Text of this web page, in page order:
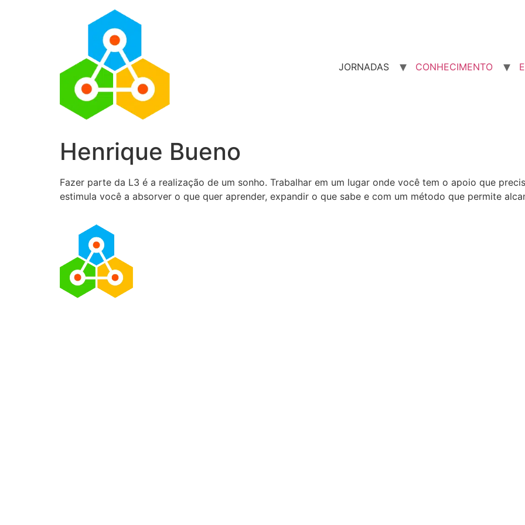
JORNADAS CONHECIMENTO
Henrique Bueno
Fazer parte da L3 é a realização de um sonho. Trabalhar em um lugar onde você tem o apoio que
estimula você a absorver o que quer aprender, expandir o que sabe e com um método que permite